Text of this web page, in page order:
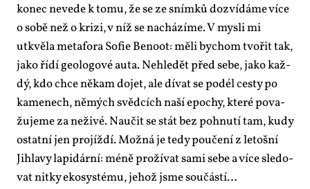
ko­nec ne­ve­de k to­mu, že se ze sním­ků do­zví­dá­me ví­ce
o so­bě než o kri­zi, v níž se na­chá­zí­me. V mys­li mi
utkvě­la me­ta­fo­ra So­fie Be­no­ot: mě­li bychom tvo­řit tak,
ja­ko ří­dí ge­o­lo­go­vé au­ta. Ne­hle­dět před se­be, ja­ko kaž­
dý, kdo chce ně­kam do­jet, ale dí­vat se po­dél ces­ty po
ka­me­nech, němých svěd­cích na­ší epo­chy, kte­ré po­va­
žu­je­me za ne­ži­vé. Na­u­čit se stát bez po­hnu­tí tam, ku­dy
ostat­ní jen pro­jíž­dí. Mož­ná je te­dy po­u­če­ní z le­toš­ní
Jih­la­vy la­pi­dár­ní: mé­ně pro­ží­vat sa­mi se­be a ví­ce sle­do­
vat nit­ky eko­sys­té­mu, je­hož jsme sou­čás­tí…